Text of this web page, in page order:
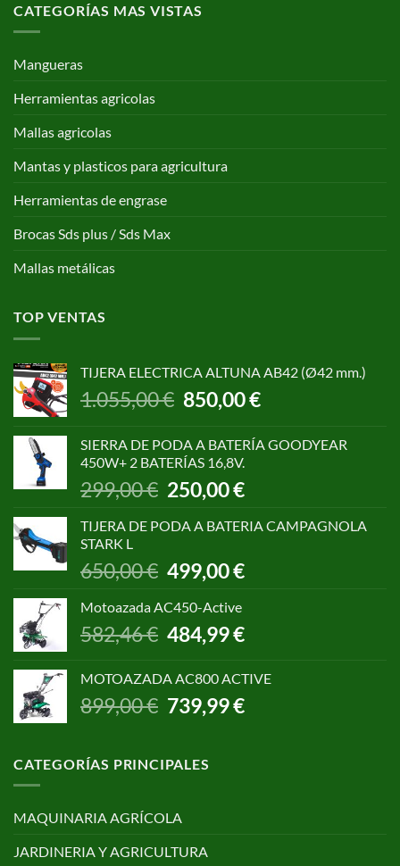
CATEGORÍAS MAS VISTAS
Mangueras
Herramientas agricolas
Mallas agricolas
Mantas y plasticos para agricultura
Herramientas de engrase
Brocas Sds plus / Sds Max
Mallas metálicas
TOP VENTAS
TIJERA ELECTRICA ALTUNA AB42 (Ø42 mm.)
1.055,00€ El
precio
era:
1.055,00 €.
850,00€El
precio
es:
SIERRA DE PODA A BATERÍA GOODYEAR
450W+ 2 BATERÍAS 16,8V.
299,00€ El
precio
original
299,00 €.
250,00€El
precio
actual
250,00 €.
TIJERA DE PODA A BATERIA CAMPAGNOLA
STARK L
650,00€
El
precio
original
650,00 €.
499,00€El
precio
499,00 €.
Motoazada AC450-Active
582,46€
El
precio
era:
582,46 €.
484,99€El
precio
es:
484,99 €.
MOTOAZADA AC800 ACTIVE
899,00€ El
precio
era:
899,00 €.
739,99€El
precio
CATEGORÍAS PRINCIPALES
MAQUINARIA AGRÍCOLA
JARDINERIA Y AGRICULTURA